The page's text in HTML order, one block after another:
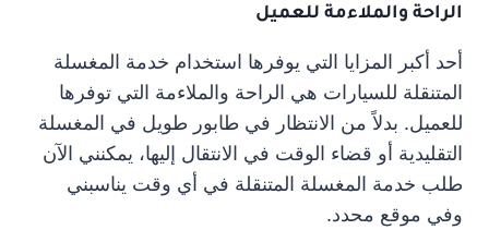
الراحة والملاءمة للعميل
أحد أكبر المزايا التي يوفرها استخدام خدمة المغسلة
المتنقلة للسيارات هي الراحة والملاءمة التي توفرها
للعميل. بدلاً من الانتظار في طابور طويل في المغسلة
التقليدية أو قضاء الوقت في الانتقال إليها، يمكنني الآن
طلب خدمة المغسلة المتنقلة في أي وقت يناسبني
وفي موقع محدد.